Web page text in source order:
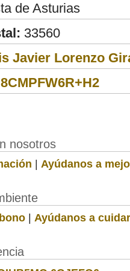
de Asturias
33560
Javier Lorenzo
8CMPFW6R+H2
nosotros
| Ayúdanos a
| Ayúdanos a